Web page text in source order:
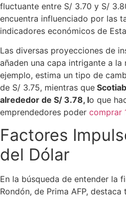
fluctuante entre S/ 3.70 y S/
encuentra influenciado por las
indicadores económicos de
Las diversas proyecciones de
añaden una capa intrigante a la
ejemplo, estima un tipo de
de S/ 3.75, mientras que
alrededor de S/ 3.78, lo que
emprendedores poder comprar
Factores
del Dólar
En la búsqueda de entender la
Rondón, de Prima AFP, destaca